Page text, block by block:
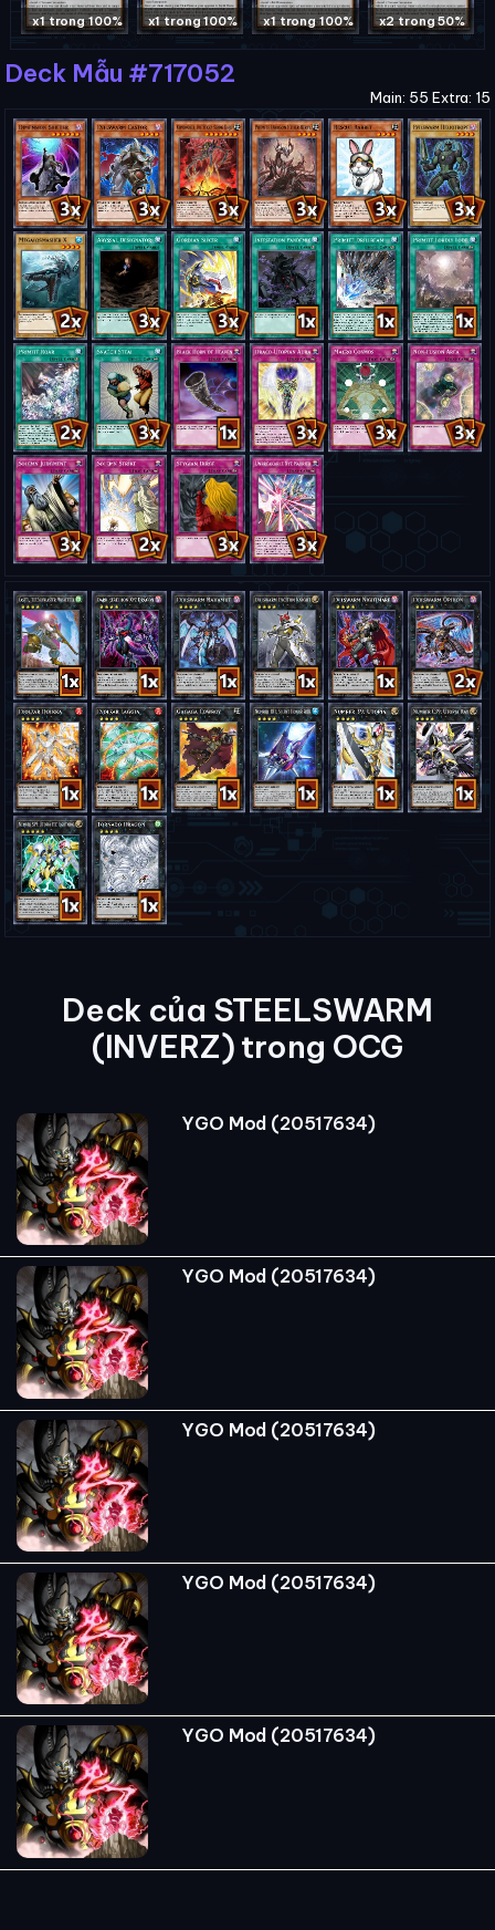
x1 trong 100% x1 trong 100% x1 trong 100% x2 trong 50%
Deck Mẫu #717052
Main: 55 Extra: 15
Deck của STEELSWARM
(INVERZ) trong OCG
YGO Mod (20517634)
YGO Mod (20517634)
YGO Mod (20517634)
YGO Mod (20517634)
YGO Mod (20517634)